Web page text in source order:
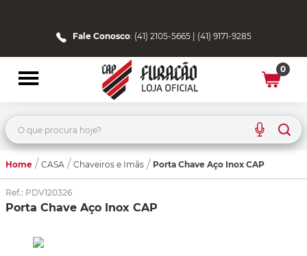
Fale Conosco: (41) 2105-5665 | (41) 9171-9285
0
O que procura hoje?
Home CASA Chaveiros e Imãs Porta Chave Aço Inox CAP
Ref.: PDV120326
Porta Chave Aço Inox CAP